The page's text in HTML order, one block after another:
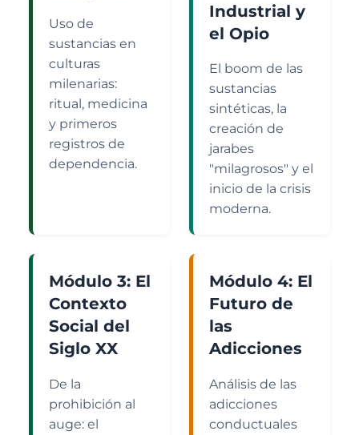
Uso de
sustancias en
culturas
milenarias:
ritual, medicina
y primeros
registros de
dependencia.
Industrial y
el Opio
El boom de las
sustancias
sintéticas, la
creación de
jarabes
"milagrosos" y el
inicio de la crisis
moderna.
Módulo 3: El
Contexto
Social del
Siglo XX
De la
prohibición al
auge: el
Módulo 4: El
Futuro de
las
Adicciones
Análisis de las
adicciones
conductuales